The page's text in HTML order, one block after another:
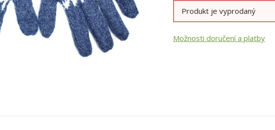
Produkt je vyprodaný
Možnosti doručení a platby